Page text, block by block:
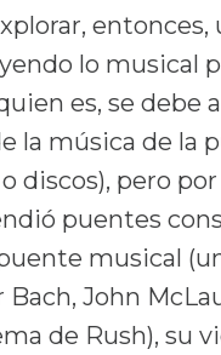
entonces,
lo musical
es, se debe
la música de la
discos), pero
puentes
musical
John
de Rush), su